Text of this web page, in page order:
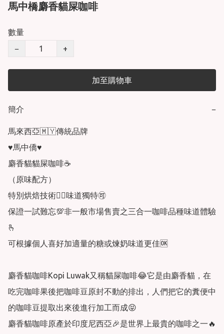
馬中橋麝香貓屎咖啡
數量
−
+
加至購物車
簡介 −
馬來西亞🇲🇾傳統品牌
♥️馬中僑♥️
麝香貓貓屎咖啡☕️
（原味配方）
特別烘焙技術👍🏻味道獨特🉑️
保證一試難忘💯非一般市場售賣之三合一咖啡品種味道體驗
🫰
可根據個人喜好加適量的糖或煉奶味道更佳🆗
麝香貓咖啡Kopi Luwak又稱貓屎咖啡😂它是由麝香貓，在
吃完咖啡果後把咖啡豆原封不動的排出，人們把它的糞便中
的咖啡豆提取出來後進行加工而成😝
麝香貓咖啡原產於印度尼西亞🎉是世界上最貴的咖啡之一🔥